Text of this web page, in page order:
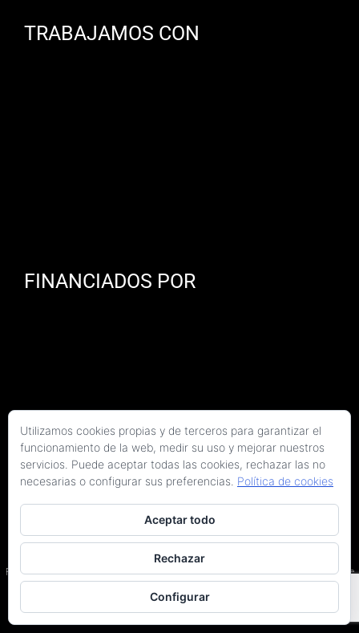
TRABAJAMOS CON
FINANCIADOS POR
Copyright 2026 Kaitek Servicios Tecnicos para la Construcción S.L.P. | Todos los
derechos reservados
Programa Kit Digital cofinanciado por los fondos Next Generation (EU) del Plan de
Recuperación, Transformación y Resiliencia.
Política de privacidad
Arquitectos en Barcelona
Utilizamos cookies propias y de terceros para garantizar el
funcionamiento de la web, medir su uso y mejorar nuestros
servicios. Puede aceptar todas las cookies, rechazar las no
necesarias o configurar sus preferencias. Política de cookies
Aceptar todo
Rechazar
Configurar